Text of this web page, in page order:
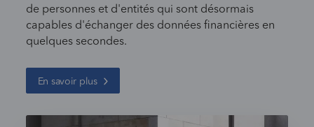
de personnes et d'entités qui sont désormais
capables d'échanger des données financières en
quelques secondes.
En savoir plus